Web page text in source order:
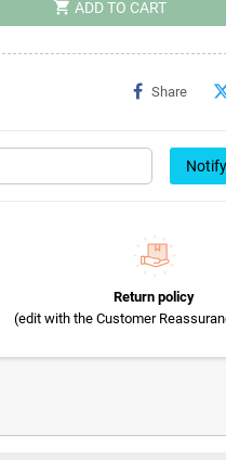
shopping_cart ADD TO CART
Share
Return policy
(edit with the Customer